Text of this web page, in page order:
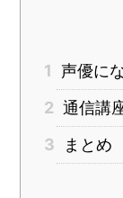
1
声優に
2 通信講
3
まとめ